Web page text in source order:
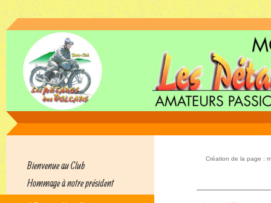
Bienvenue au Club
Hommage à notre président
Création de la page :